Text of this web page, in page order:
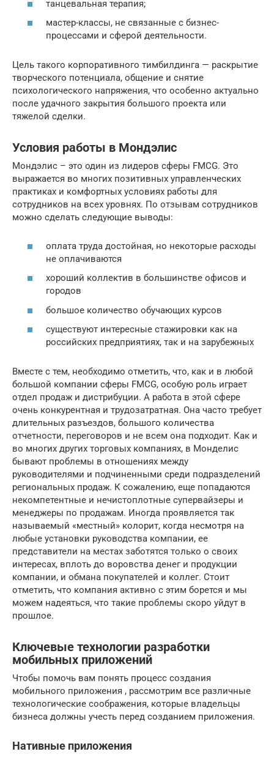
танцевальная терапия;
мастер-классы, не связанные с бизнес-
процессами и сферой деятельности.
Цель такого корпоративного тимбилдинга — раскрытие
творческого потенциала, общение и снятие
психологического напряжения, что особенно актуально
после удачного закрытия большого проекта или
тяжелой сделки.
Условия работы в Мондэлис
Мондэлис – это один из лидеров сферы FMCG. Это
выражается во многих позитивных управленческих
практиках и комфортных условиях работы для
сотрудников на всех уровнях. По отзывам сотрудников
можно сделать следующие выводы:
оплата труда достойная, но некоторые расходы
не оплачиваются
хороший коллектив в большинстве офисов и
городов
большое количество обучающих курсов
существуют интересные стажировки как на
российских предприятиях, так и на зарубежных
Вместе с тем, необходимо отметить, что, как и в любой
большой компании сферы FMCG, особую роль играет
отдел продаж и дистрибуции. А работа в этой сфере
очень конкурентная и трудозатратная. Она часто требует
длительных разъездов, большого количества
отчетности, переговоров и не всем она подходит. Как и
во многих других торговых компаниях, в Монделис
бывают проблемы в отношениях между
руководителями и подчиненными среди подразделений
региональных продаж. К сожалению, еще попадаются
некомпетентные и нечистоплотные супервайзеры и
менеджеры по продажам. Иногда проявляется так
называемый «местный» колорит, когда несмотря на
любые установки руководства компании, ее
представители на местах заботятся только о своих
интересах, вплоть до воровства денег и продукции
компании, и обмана покупателей и коллег. Стоит
отметить, что компания активно с этим борется и мы
можем надеяться, что такие проблемы скоро уйдут в
прошлое.
Ключевые технологии разработки
мобильных приложений
Чтобы помочь вам понять процесс создания
мобильного приложения , рассмотрим все различные
технологические соображения, которые владельцы
бизнеса должны учесть перед созданием приложения.
Нативные приложения